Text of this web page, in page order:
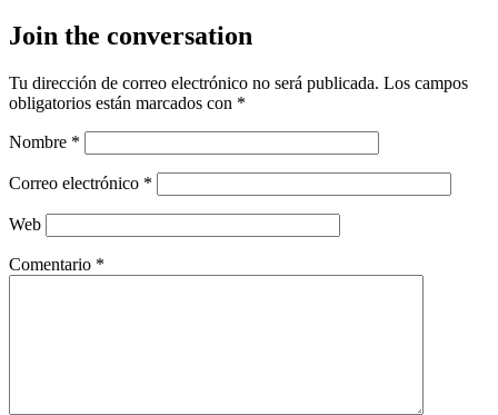
Join the conversation
Tu dirección de correo electrónico no será publicada. Los campos
obligatorios están marcados con *
Nombre *
Correo electrónico *
Web
Comentario *